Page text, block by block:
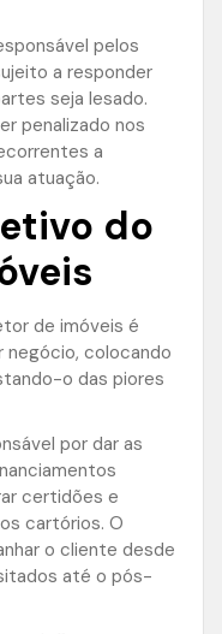
pelos
a responder
seja lesado.
penalizado nos
a
atuação.
do
de imóveis é
negócio, colocando
o das piores
por dar as
certidões e
cartórios. O
o cliente desde
até o pós-